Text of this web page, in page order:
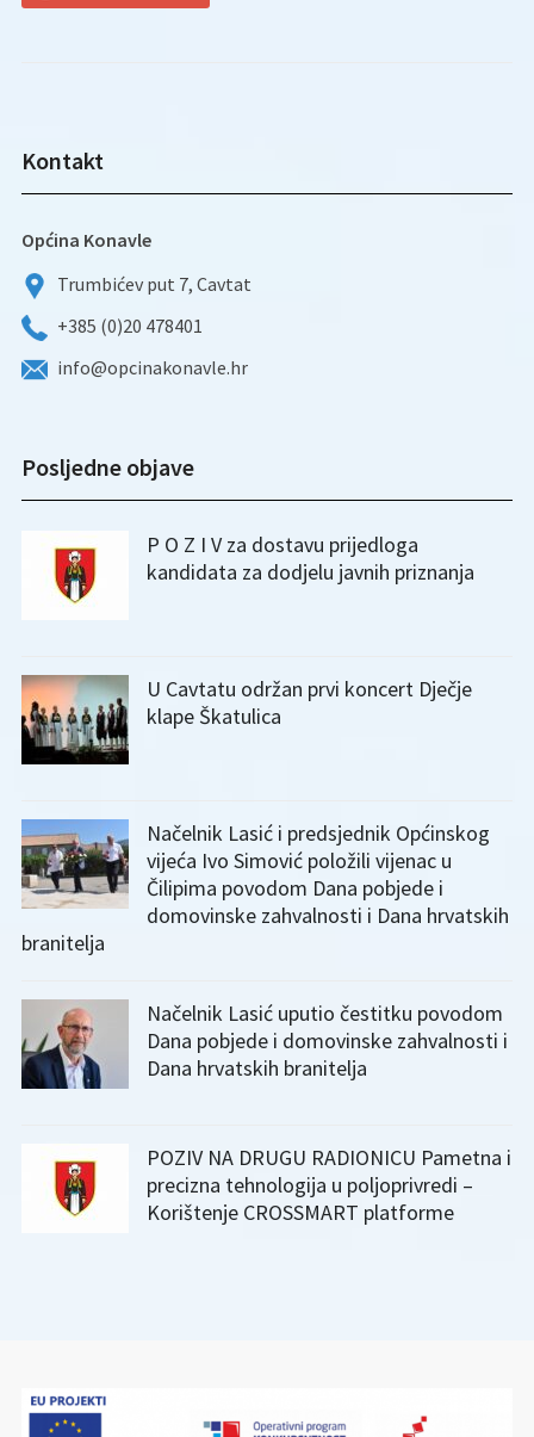
Kontakt
Općina Konavle
Trumbićev put 7, Cavtat
+385 (0)20 478401
info@opcinakonavle.hr
Posljedne objave
P O Z I V za dostavu prijedloga
kandidata za dodjelu javnih priznanja
U Cavtatu održan prvi koncert Dječje
klape Škatulica
Načelnik Lasić i predsjednik Općinskog
vijeća Ivo Simović položili vijenac u
Čilipima povodom Dana pobjede i
domovinske zahvalnosti i Dana hrvatskih
branitelja
Načelnik Lasić uputio čestitku povodom
Dana pobjede i domovinske zahvalnosti i
Dana hrvatskih branitelja
POZIV NA DRUGU RADIONICU Pametna i
precizna tehnologija u poljoprivredi –
Korištenje CROSSMART platforme